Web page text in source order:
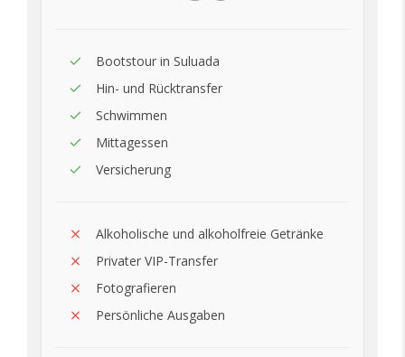
Bootstour in Suluada
Hin- und Rücktransfer
Schwimmen
Mittagessen
Versicherung
Alkoholische und alkoholfreie Getränke
Privater VIP-Transfer
Fotografieren
Persönliche Ausgaben